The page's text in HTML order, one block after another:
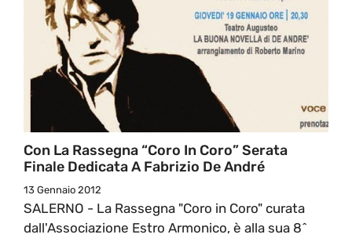
Con La Rassegna “Coro In Coro” Serata
Finale Dedicata A Fabrizio De André
13 Gennaio 2012
SALERNO - La Rassegna "Coro in Coro" curata
dall'Associazione Estro Armonico, è alla sua 8^